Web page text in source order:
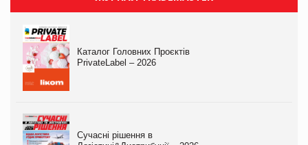
Каталог Головних Проєктів
PrivateLabel – 2026
Сучасні рішення в